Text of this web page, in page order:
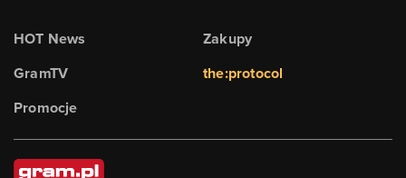
HOT News
GramTV
Promocje
Zakupy
the:protocol